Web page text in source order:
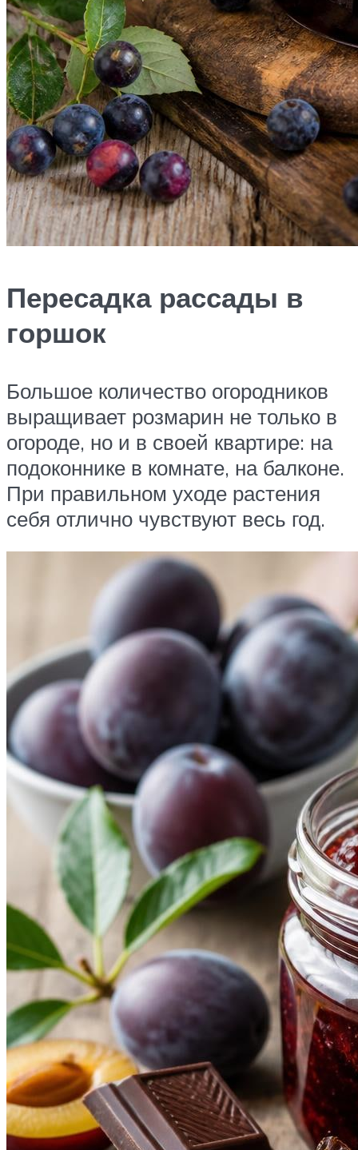
Пересадка рассады в
горшок
Большое количество огородников
выращивает розмарин не только в
огороде, но и в своей квартире: на
подоконнике в комнате, на балконе.
При правильном уходе растения
себя отлично чувствуют весь год.